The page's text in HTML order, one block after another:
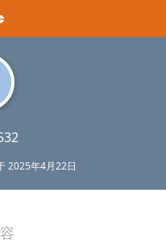
2025年4月22日